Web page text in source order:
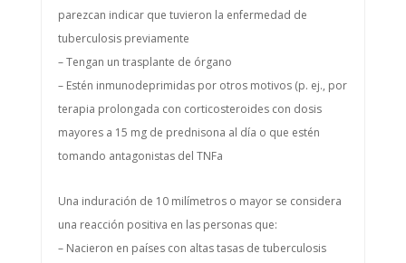
parezcan indicar que tuvieron la enfermedad de
tuberculosis previamente
– Tengan un trasplante de órgano
– Estén inmunodeprimidas por otros motivos (p. ej., por
terapia prolongada con corticosteroides con dosis
mayores a 15 mg de prednisona al día o que estén
tomando antagonistas del TNFa
Una induración de 10 milímetros o mayor se considera
una reacción positiva en las personas que:
– Nacieron en países con altas tasas de tuberculosis